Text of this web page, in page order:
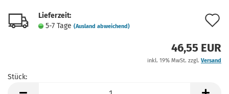
Lieferzeit:
5-7 Tage (Ausland abweichend)
46,55 EUR
inkl. 19% MwSt. zzgl. Versand
Stück: